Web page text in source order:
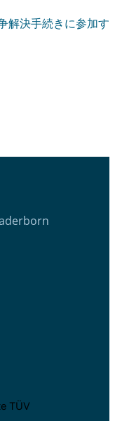
解決手続きに参加す